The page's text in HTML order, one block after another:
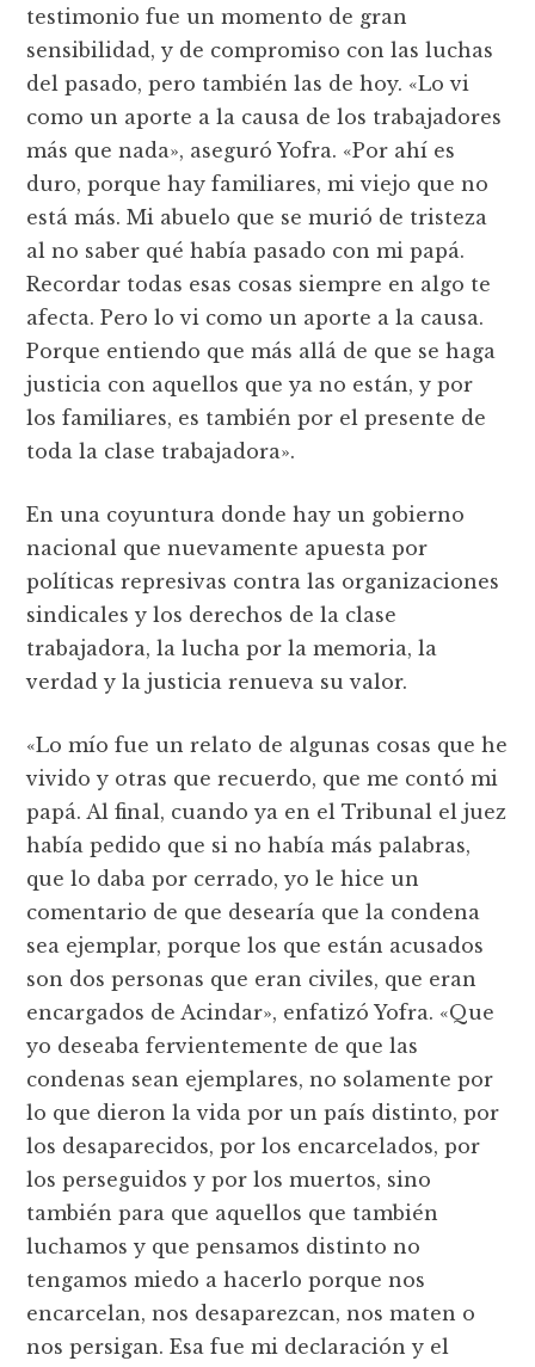
testimonio fue un momento de gran
sensibilidad, y de compromiso con las luchas
del pasado, pero también las de hoy. «Lo vi
como un aporte a la causa de los trabajadores
más que nada», aseguró Yofra. «Por ahí es
duro, porque hay familiares, mi viejo que no
está más. Mi abuelo que se murió de tristeza
al no saber qué había pasado con mi papá.
Recordar todas esas cosas siempre en algo te
afecta. Pero lo vi como un aporte a la causa.
Porque entiendo que más allá de que se haga
justicia con aquellos que ya no están, y por
los familiares, es también por el presente de
toda la clase trabajadora».
En una coyuntura donde hay un gobierno
nacional que nuevamente apuesta por
políticas represivas contra las organizaciones
sindicales y los derechos de la clase
trabajadora, la lucha por la memoria, la
verdad y la justicia renueva su valor.
«Lo mío fue un relato de algunas cosas que he
vivido y otras que recuerdo, que me contó mi
papá. Al final, cuando ya en el Tribunal el juez
había pedido que si no había más palabras,
que lo daba por cerrado, yo le hice un
comentario de que desearía que la condena
sea ejemplar, porque los que están acusados
son dos personas que eran civiles, que eran
encargados de Acindar», enfatizó Yofra. «Que
yo deseaba fervientemente de que las
condenas sean ejemplares, no solamente por
lo que dieron la vida por un país distinto, por
los desaparecidos, por los encarcelados, por
los perseguidos y por los muertos, sino
también para que aquellos que también
luchamos y que pensamos distinto no
tengamos miedo a hacerlo porque nos
encarcelan, nos desaparezcan, nos maten o
nos persigan. Esa fue mi declaración y el